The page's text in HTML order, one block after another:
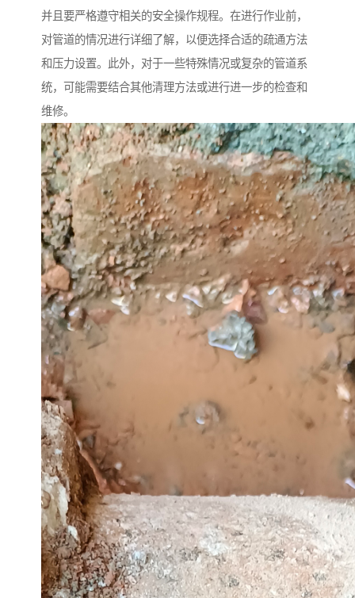
并且要严格遵守相关的安全操作规程。在进行作业前，
对管道的情况进行详细了解，以便选择合适的疏通方法
和压力设置。此外，对于一些特殊情况或复杂的管道系
统，可能需要结合其他清理方法或进行进一步的检查和
维修。